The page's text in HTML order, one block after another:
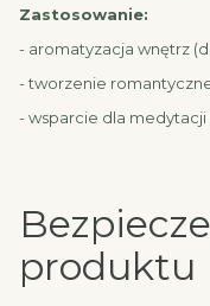
Zastosowanie:
- aromatyzacja wnętrz
- tworzenie
- wsparcie dla
produktu